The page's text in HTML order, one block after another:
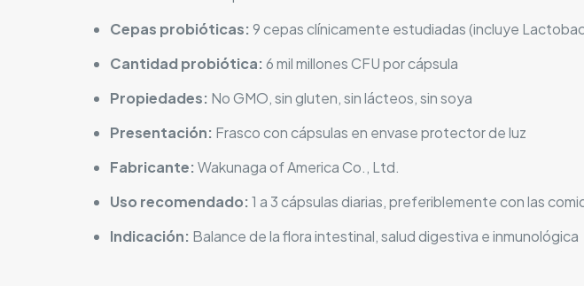
Cepas probióticas: 9 cepas clínicamente estudiadas (incluye
Cantidad probiótica: 6 mil millones CFU por cápsula
Propiedades: No GMO, sin gluten, sin lácteos, sin soya
Presentación: Frasco con cápsulas en envase protector de luz
Fabricante: Wakunaga of America Co., Ltd.
Uso recomendado: 1 a 3 cápsulas diarias, preferiblemente con las
Indicación: Balance de la flora intestinal, salud digestiva e inmunológica